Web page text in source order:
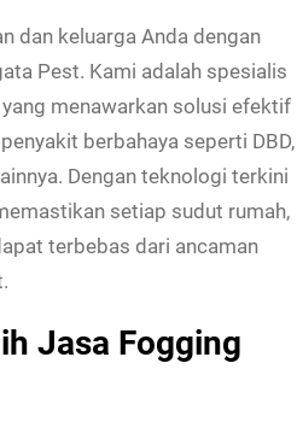
dan keluarga Anda dengan
Pest. Kami adalah spesialis
menawarkan solusi efektif
berbahaya seperti DBD,
Dengan teknologi terkini
setiap sudut rumah,
terbebas dari ancaman
Jasa Fogging